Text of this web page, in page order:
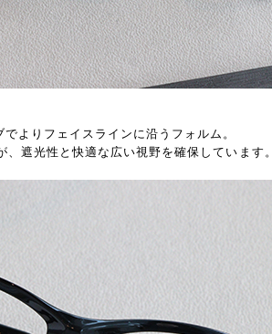
よりフェイスラインに沿うフォルム。
遮光性と快適な広い視野を確保しています。